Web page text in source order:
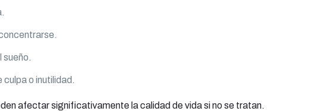
sueño.
o inutilidad.
afectar significativamente la calidad de vida si no se tratan.